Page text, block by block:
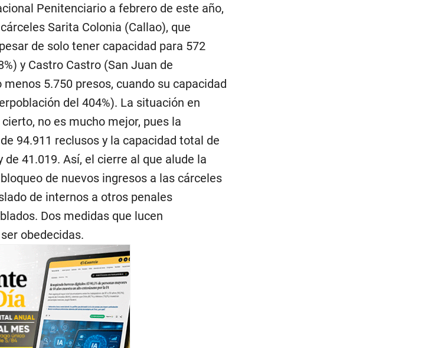
Penitenciario a febrero de este año,
Sarita Colonia (Callao), que
de solo tener capacidad para 572
y Castro Castro (San Juan de
5.750 presos, cuando su capacidad
del 404%). La situación en
no es mucho mejor, pues la
94.911 reclusos y la capacidad total de
41.019. Así, el cierre al que alude la
de nuevos ingresos a las cárceles
de internos a otros penales
Dos medidas que lucen
obedecidas.